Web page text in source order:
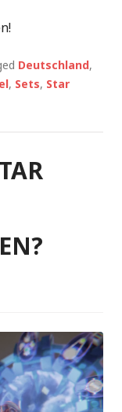
Deutschland,
, Sets, Star